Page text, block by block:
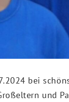
bei
und